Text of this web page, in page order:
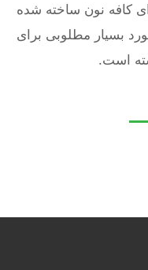
نون ساخته شده
در نوروز ۹۷ بازخورد بسیار مطلوبی برای
است.